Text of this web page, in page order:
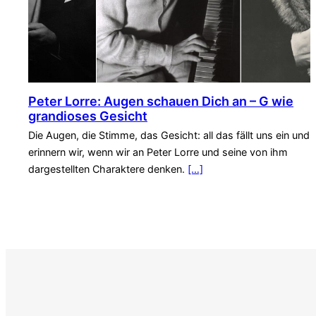
Peter Lorre: Augen schauen Dich an – G wie
grandioses Gesicht
Die Augen, die Stimme, das Gesicht: all das fällt uns ein und
erinnern wir, wenn wir an Peter Lorre und seine von ihm
dargestellten Charaktere denken. […]